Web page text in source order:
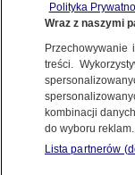
po słowie
21.10.2015, 05:15
Udostępnij
Polityka
Wraz z naszymi
treści.
kombinacji
do wyboru reklam.
Lista partnerów